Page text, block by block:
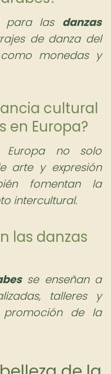
para las danzas
de danza del
monedas y
cultural
en Europa?
no solo
arte y expresión
fomentan la
intercultural.
las danzas
se enseñan a
talleres y
de la